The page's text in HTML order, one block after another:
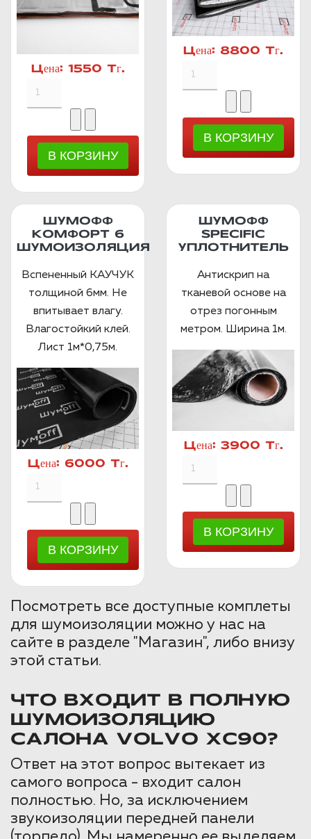
Цена: 1550 Тг.
Цена: 8800 Тг.
ШУМОФФ
КОМФОРТ 6
ШУМОИЗОЛЯЦИЯ
Вспененный КАУЧУК
толщиной 6мм. Не
впитывает влагу.
Влагостойкий клей.
Лист 1м*0,75м.
Цена: 6000 Тг.
ШУМОФФ
SPECIFIC
УПЛОТНИТЕЛЬ
Антискрип на
тканевой основе на
отрез погонным
метром. Ширина 1м.
Цена: 3900 Тг.
Посмотреть все доступные комплеты
для шумоизоляции можно у нас на
сайте в разделе "Магазин", либо внизу
этой статьи.
ЧТО ВХОДИТ В ПОЛНУЮ
ШУМОИЗОЛЯЦИЮ
САЛОНА VOLVO XC90?
Ответ на этот вопрос вытекает из
самого вопроса - входит салон
полностью. Но, за исключением
звукоизоляции передней панели